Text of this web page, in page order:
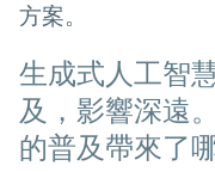
方案。
生成式人工智
及，影響深遠
的普及帶來了